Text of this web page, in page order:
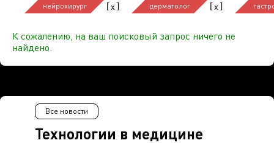
нейрохирург [x] дерматолог [x]
К сожалению, на ваш поисковый запрос ничего не
найдено.
Технологии в медицине
Все новости